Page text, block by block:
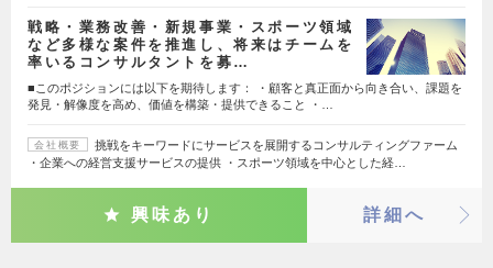
戦略・業務改善・新規事業・スポーツ領域
など多様な案件を推進し、将来はチームを
率いるコンサルタントを募…
■このポジションには以下を期待します： ・顧客と真正面から向き合い、課題を
発見・解像度を高め、価値を構築・提供できること ・…
会社概要
挑戦をキーワードにサービスを展開するコンサルティングファーム
・企業への経営支援サービスの提供 ・スポーツ領域を中心とした経…
興味あり 詳細へ